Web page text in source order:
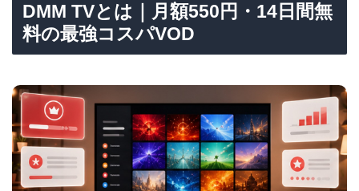
DMM TVとは｜月額550円・14日間無
料の最強コスパVOD